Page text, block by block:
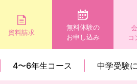
資料請求
無料体験の
お申し込み
コ
4〜6年生コース 中学受験